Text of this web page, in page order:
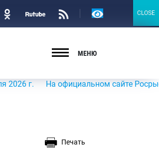
Версия
МЕНЮ
На официальном сайте
Печать
CLOSE
CLOSE